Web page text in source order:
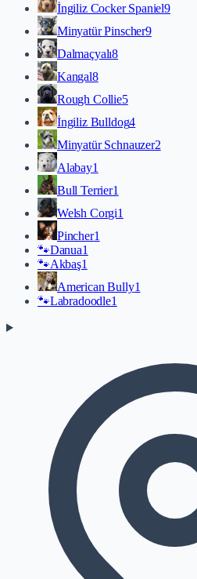
İngiliz Cocker Spaniel9
Minyatür Pinscher9
Dalmaçyalı8
Kangal8
Rough Collie5
İngiliz Bulldog4
Minyatür Schnauzer2
Alabay1
Bull Terrier1
Welsh Corgi1
Pincher1
🐾Danua1
🐾Akbaş1
American Bully1
🐾Labradoodle1